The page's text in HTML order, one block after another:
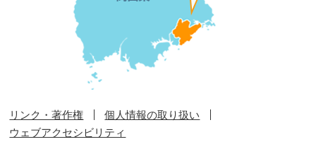
リンク・著作権
個人情報の取り扱い
ウェブアクセシビリティ